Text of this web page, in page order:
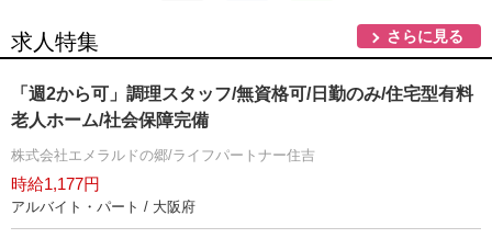
求人特集 さらに見る
「週2から可」調理スタッフ/無資格可/日勤のみ/住宅型有料
老人ホーム/社会保障完備
株式会社エメラルドの郷/ライフパートナー住吉
時給1,177円
アルバイト・パート / 大阪府